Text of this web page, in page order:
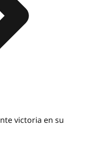
victoria en su